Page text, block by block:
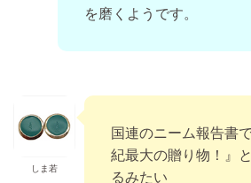
を磨くようです。
しま若
国連のニーム報告書
紀最大の贈り物！』
るみたい